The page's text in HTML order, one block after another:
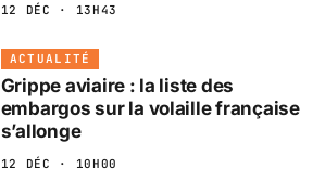
12 DÉC · 13H43
ACTUALITÉ
Grippe aviaire : la liste des
embargos sur la volaille française
s’allonge
12 DÉC · 10H00